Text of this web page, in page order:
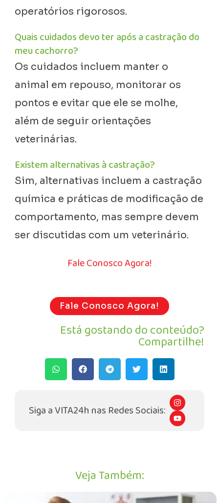
operatórios rigorosos.
Quais cuidados devo ter após a castração do
meu cachorro?
Os cuidados incluem manter o
animal em repouso, monitorar os
pontos e evitar que ele se molhe,
além de seguir orientações
veterinárias.
Existem alternativas à castração?
Sim, alternativas incluem a castração
química e práticas de modificação de
comportamento, mas sempre devem
ser discutidas com um veterinário.
Fale Conosco Agora!
Fale Conosco Agora!
Está gostando do conteúdo?
Compartilhe!
Siga a VITA24h nas Redes Sociais:
I
n
s
t
a
Y
o
u
Veja Também: